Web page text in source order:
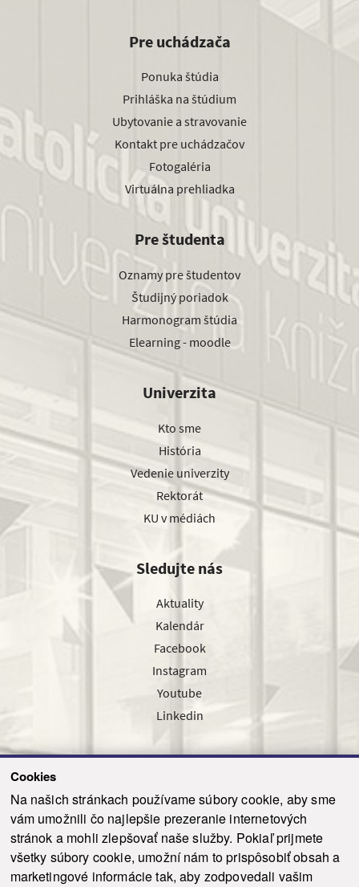
Cookies
Na našich stránkach používame súbory cookie, aby sme
vám umožnili čo najlepšie prezeranie internetových
stránok a mohli zlepšovať naše služby. Pokiaľ prijmete
všetky súbory cookie, umožní nám to prispôsobiť obsah a
marketingové informácie tak, aby zodpovedali vašim
Pre uchádzača
Ponuka štúdia
Prihláška na štúdium
Ubytovanie a stravovanie
Kontakt pre uchádzačov
Fotogaléria
Virtuálna prehliadka
Pre študenta
Oznamy pre študentov
Študijný poriadok
Harmonogram štúdia
Elearning - moodle
Univerzita
Kto sme
História
Vedenie univerzity
Rektorát
KU v médiách
Sledujte nás
Aktuality
Kalendár
Facebook
Instagram
Youtube
Linkedin
Odoslať